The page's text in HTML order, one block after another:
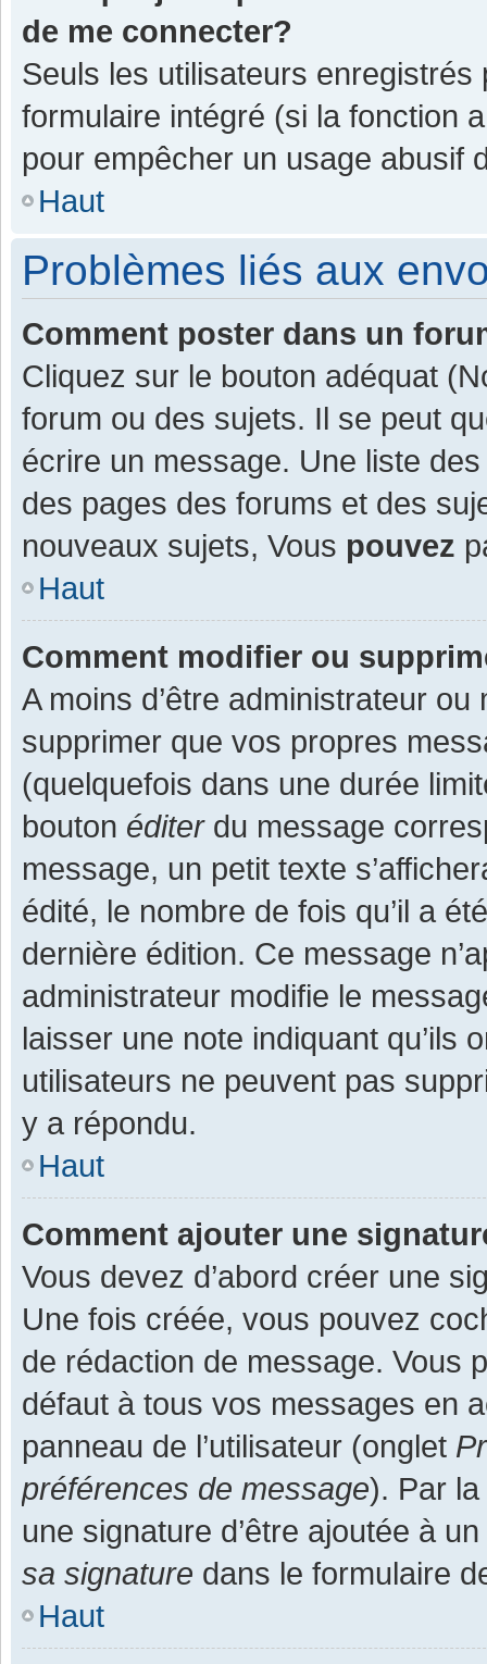
de me connecter?
Seuls les utilisateurs enregistrés
formulaire intégré (si la fonction
pour empêcher un usage abusif
Haut
Problèmes liés aux
Comment poster dans un
Cliquez sur le bouton adéquat
forum ou des sujets. Il se peut
écrire un message. Une liste
des pages des forums et des
nouveaux sujets, Vous pouvez
Haut
Comment modifier ou
A moins d’être administrateur
supprimer que vos propres
(quelquefois dans une durée
bouton éditerdu message
message, un petit texte
édité, le nombre de fois qu’il a
dernière édition. Ce message
administrateur modifie le
laisser une note indiquant qu’ils
utilisateurs ne peuvent pas
y a répondu.
Haut
Comment ajouter une
Vous devez d’abord créer une
Une fois créée, vous pouvez
de rédaction de message. Vous
défaut à tous vos messages en
panneau de l’utilisateur (onglet
préférences de message). Par
une signature d’être ajoutée à
sa signature dans le formulaire
Haut